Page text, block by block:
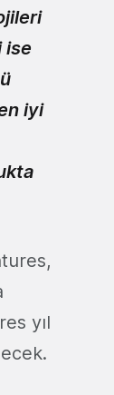
ise
iyi
yıl